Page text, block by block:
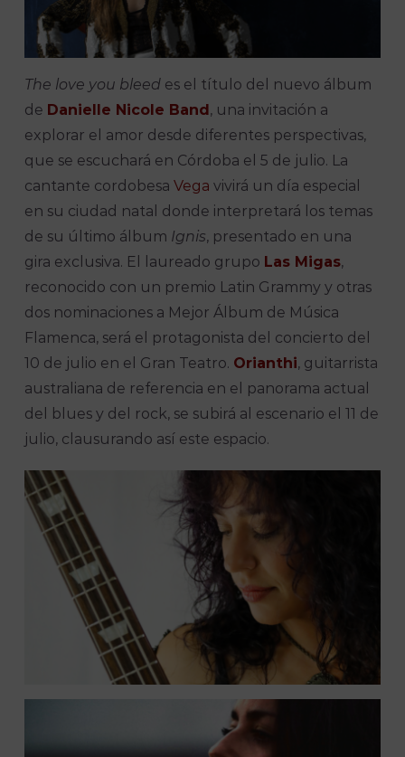
The love you bleed es el título del nuevo álbum
de Danielle Nicole Band, una invitación a
explorar el amor desde diferentes perspectivas,
que se escuchará en Córdoba el 5 de julio. La
cantante cordobesaVega vivirá un día especial
en su ciudad natal donde interpretará los temas
de su último álbum Ignis, presentado en una
gira exclusiva. El laureado grupo Las Migas,
reconocido con un premio Latin Grammy y otras
dos nominaciones a Mejor Álbum de Música
Flamenca, será el protagonista del concierto del
10 de julio en el Gran Teatro. Orianthi, guitarrista
australiana de referencia en el panorama actual
del blues y del rock, se subirá al escenario el 11 de
julio, clausurando así este espacio.